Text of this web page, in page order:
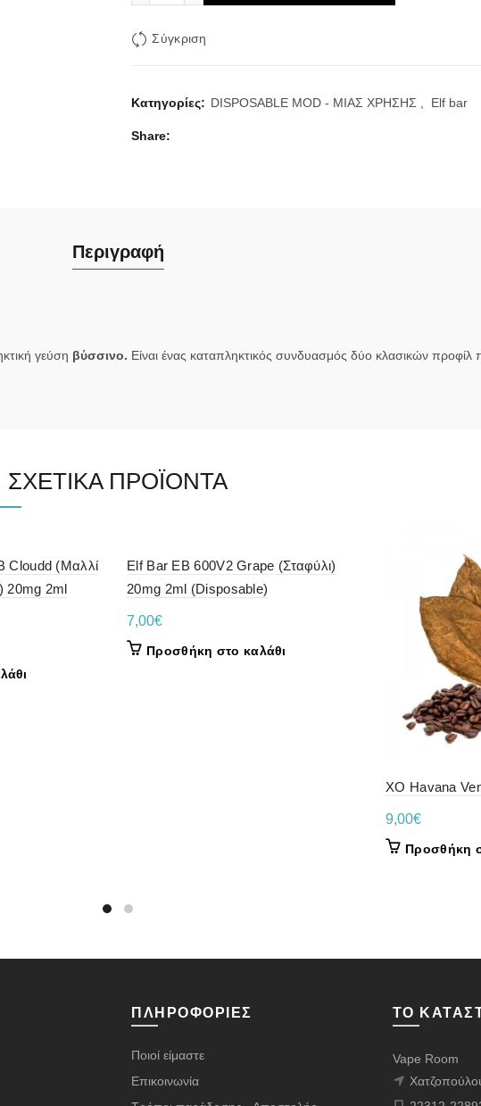
Σύγκριση
Κατηγορίες: DISPOSABLE MOD - ΜΙΑΣ ΧΡΗΣΗΣ Elf bar
Share
Περιγραφή
γεύση βύσσινο. Είναι ένας καταπληκτικός συνδυασμός δύο κλασικών προφίλ
ΣΧΕΤΙΚΆ ΠΡΟΪΌΝΤΑ
Cloudd (Μαλλί
20mg 2ml
Elf Bar EB 600V2 Grape (Σταφύλι)
20mg 2ml (Disposable)
7,00€
Προσθήκη στο καλάθι
XO Havana
9,00€
Προσθήκη
ΠΛΗΡΟΦΟΡΊΕΣ
Ποιοί είμαστε
Επικοινωνία
ΤΟ
Vape Room